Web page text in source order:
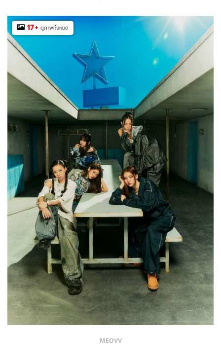
17+ ดูภาพทั้งหมด
MEOVV